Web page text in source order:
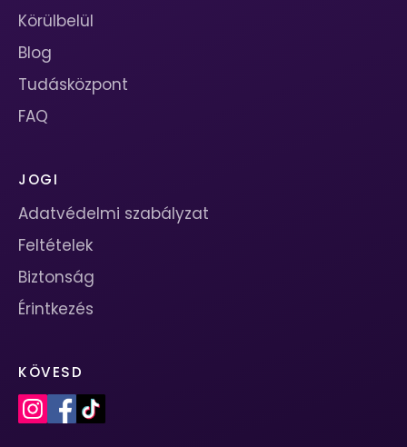
Körülbelül
Blog
Tudásközpont
FAQ
JOGI
Adatvédelmi szabályzat
Feltételek
Biztonság
Érintkezés
KÖVESD